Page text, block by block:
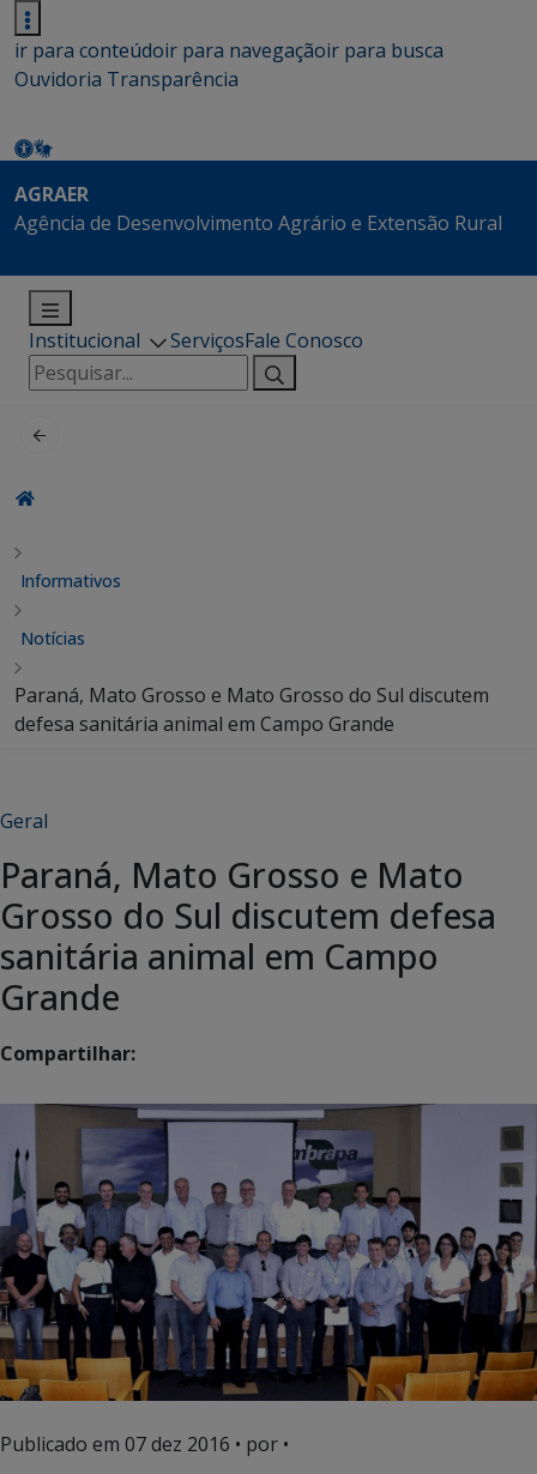
ir para conteúdoir para navegaçãoir para busca
Ouvidoria Transparência
AGRAER
Agência de Desenvolvimento Agrário e Extensão Rural
Institucional ServiçosFale Conosco
Pesquisar
por:
Informativos
Notícias
Paraná, Mato Grosso e Mato Grosso do Sul discutem
defesa sanitária animal em Campo Grande
Geral
Paraná, Mato Grosso e Mato
Grosso do Sul discutem defesa
sanitária animal em Campo
Grande
Compartilhar:
Publicado em 07 dez 2016 • por •